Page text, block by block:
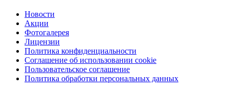
Новости
Акции
Фотогалерея
Лицензии
Политика конфиденциальности
Соглашение об использовании cookie
Пользовательское соглашение
Политика обработки персональных данных